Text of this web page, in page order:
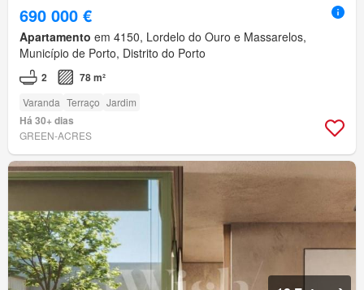
690 000 €
Apartamento em 4150, Lordelo do Ouro e Massarelos,
Município de Porto, Distrito do Porto
2 78 m²
Varanda Terraço Jardim
Há 30+ dias
GREEN-ACRES